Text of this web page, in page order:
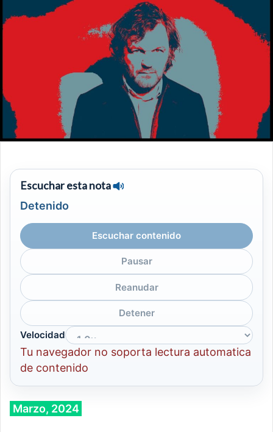
Escuchar esta nota
Detenido
Escuchar contenido
Pausar
Reanudar
Detener
Velocidad
Tu navegador no soporta lectura automatica
de contenido
Marzo, 2024